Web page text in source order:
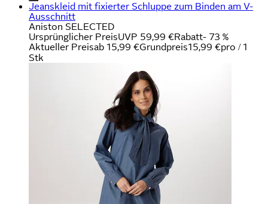
Jeanskleid mit fixierter Schluppe zum Binden am V-
Ausschnitt
Aniston SELECTED
Ursprünglicher PreisUVP 59,99 €Rabatt- 73 %
Aktueller Preisab 15,99 €Grundpreis15,99 €pro / 1
Stk